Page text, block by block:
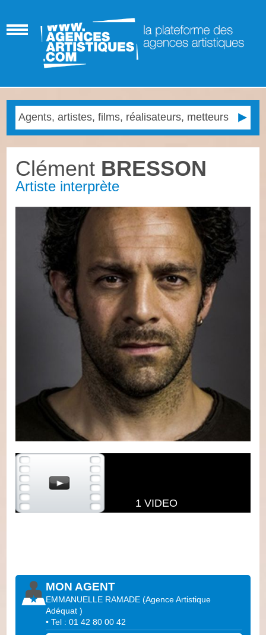
Clément BRESSON
Artiste interprète
1 VIDEO
MON AGENT
EMMANUELLE RAMADE (Agence Artistique
Adéquat)
• Tel : 01 42 80 00 42